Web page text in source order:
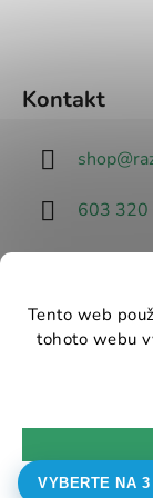
Tento web
tohoto webu
Kontakt
shop@
603 320
razítka v
VYBERTE NA 3